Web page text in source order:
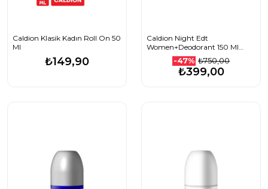
Caldion Klasik Kadın Roll On 50
Ml
₺149,90
Caldion Night Edt
Women+Deodorant 150 Ml
-47% ₺750,00
₺399,00